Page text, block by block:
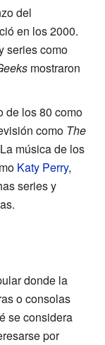
del
en los 2000.
series como
mostraron
de los 80 como
como The
música de los
Katy Perry,
series y
donde la
o consolas
se considera
por